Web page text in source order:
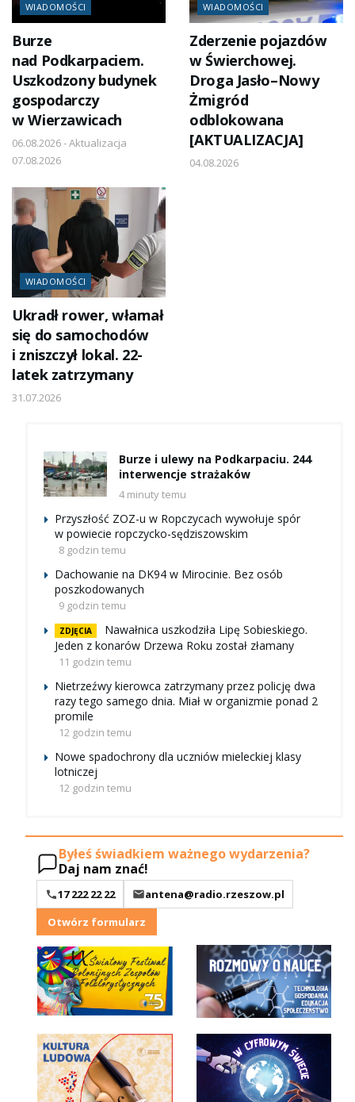
WIADOMOŚCI
Burze
nad Podkarpaciem.
Uszkodzony budynek
gospodarczy
w Wierzawicach
06.08.2026 - Aktualizacja
07.08.2026
WIADOMOŚCI
Zderzenie pojazdów
w Świerchowej.
Droga Jasło–Nowy
Żmigród
odblokowana
[AKTUALIZACJA]
04.08.2026
WIADOMOŚCI
Ukradł rower, włamał
się do samochodów
i zniszczył lokal. 22-
latek zatrzymany
31.07.2026
Burze i ulewy na Podkarpaciu. 244
interwencje strażaków
4 minuty temu
Przyszłość ZOZ-u w Ropczycach wywołuje spór
w powiecie ropczycko-sędziszowskim
8 godzin temu
Dachowanie na DK94 w Mirocinie. Bez osób
poszkodowanych
9 godzin temu
ZDJĘCIA
Nawałnica uszkodziła Lipę Sobieskiego.
Jeden z konarów Drzewa Roku został złamany
11 godzin temu
Nietrzeźwy kierowca zatrzymany przez policję dwa
razy tego samego dnia. Miał w organizmie ponad 2
promile
12 godzin temu
Nowe spadochrony dla uczniów mieleckiej klasy
lotniczej
12 godzin temu
Byłeś świadkiem ważnego wydarzenia?
Daj nam znać!
17 222 22 22
antena@radio.rzeszow.pl
Otwórz formularz